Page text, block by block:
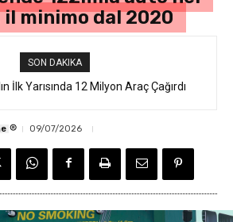
minimo dal 2020
SON DAKIKA
İlk Yarısında 12 Milyon Araç Çağırdı
® 09/07/2026